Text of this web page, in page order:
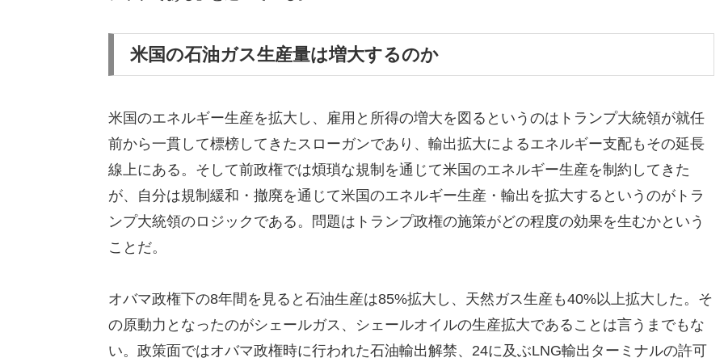
米国の石油ガス生産量は増大するのか
米国のエネルギー生産を拡大し、雇用と所得の増大を図るというのはトランプ大統領が就任
前から一貫して標榜してきたスローガンであり、輸出拡大によるエネルギー支配もその延長
線上にある。そして前政権では煩瑣な規制を通じて米国のエネルギー生産を制約してきた
が、自分は規制緩和・撤廃を通じて米国のエネルギー生産・輸出を拡大するというのがトラ
ンプ大統領のロジックである。問題はトランプ政権の施策がどの程度の効果を生むかという
ことだ。
オバマ政権下の8年間を見ると石油生産は85%拡大し、天然ガス生産も40%以上拡大した。そ
の原動力となったのがシェールガス、シェールオイルの生産拡大であることは言うまでもな
い。政策面ではオバマ政権時に行われた石油輸出解禁、24に及ぶLNG輸出ターミナルの許可